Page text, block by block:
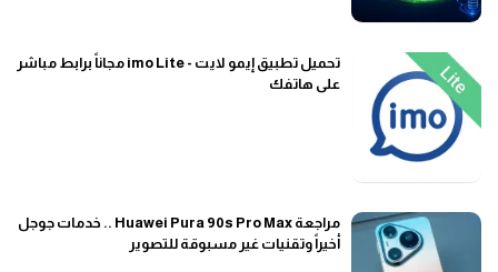
تحميل تطبيق إيمو لايت - imo Lite مجاناً برابط مباشر
على هاتفك
مراجعة Huawei Pura 90s Pro Max .. خدمات جوجل
أخيراً وتقنيات غير مسبوقة للتصوير